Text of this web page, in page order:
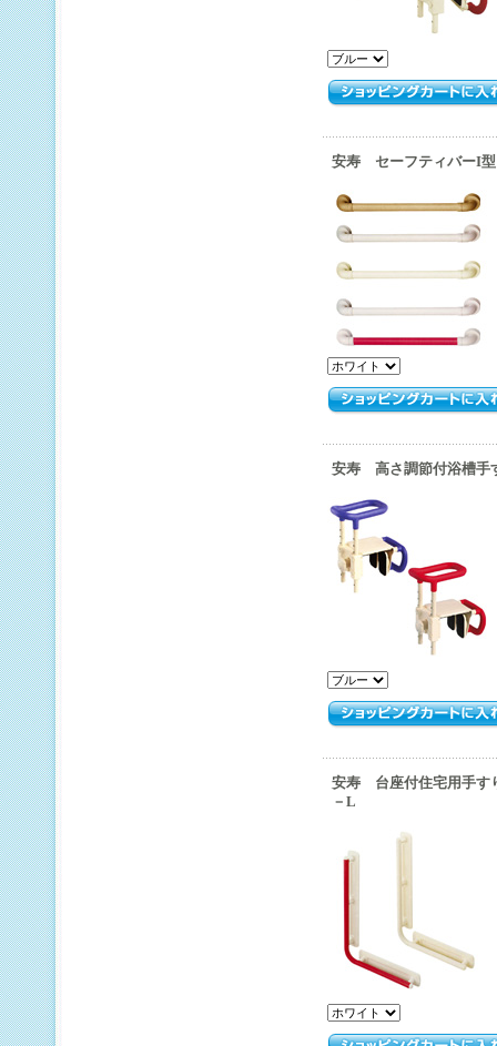
安寿 セーフティバーI
安寿 高さ調節付浴槽手
安寿 台座付住宅用手す
－L